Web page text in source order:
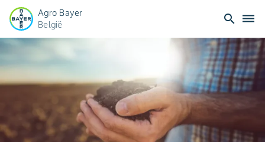
Agro Bayer
België
search dehaze